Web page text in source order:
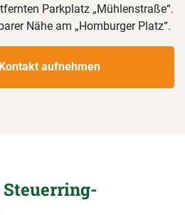
Parkplatz „Mühlenstraße“.
Nähe am „Homburger Platz“.
aufnehmen